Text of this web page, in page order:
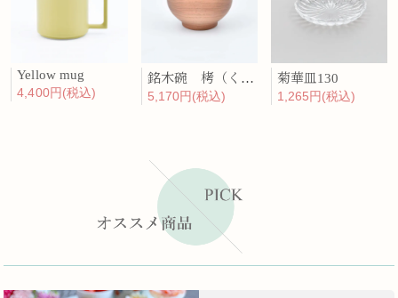
Yellow mug
4,400円(税込)
銘木碗 栲（くるみ）
5,170円(税込)
菊華皿130
1,265円(税込)